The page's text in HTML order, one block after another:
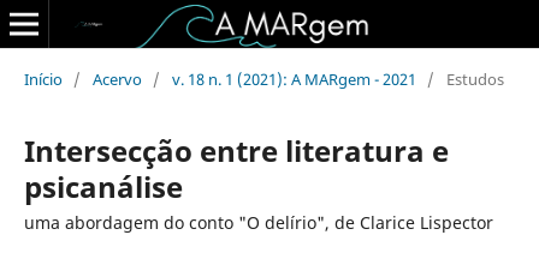
Início / Acervo / v. 18 n. 1 (2021): A MARgem - 2021 / Estudos
Intersecção entre literatura e
psicanálise
uma abordagem do conto "O delírio", de Clarice Lispector